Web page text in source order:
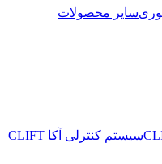
سایر محصولات
سیستم کنترلی آکا CLIFT